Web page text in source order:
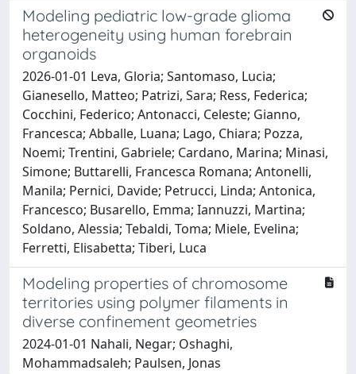
Modeling pediatric low-grade glioma
heterogeneity using human forebrain
organoids
2026-01-01 Leva, Gloria; Santomaso, Lucia;
Gianesello, Matteo; Patrizi, Sara; Ress, Federica;
Cocchini, Federico; Antonacci, Celeste; Gianno,
Francesca; Abballe, Luana; Lago, Chiara; Pozza,
Noemi; Trentini, Gabriele; Cardano, Marina; Minasi,
Simone; Buttarelli, Francesca Romana; Antonelli,
Manila; Pernici, Davide; Petrucci, Linda; Antonica,
Francesco; Busarello, Emma; Iannuzzi, Martina;
Soldano, Alessia; Tebaldi, Toma; Miele, Evelina;
Ferretti, Elisabetta; Tiberi, Luca
Modeling properties of chromosome
territories using polymer filaments in
diverse confinement geometries
2024-01-01 Nahali, Negar; Oshaghi,
Mohammadsaleh; Paulsen, Jonas